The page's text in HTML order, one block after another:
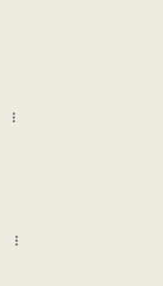
more_vert
more_vert